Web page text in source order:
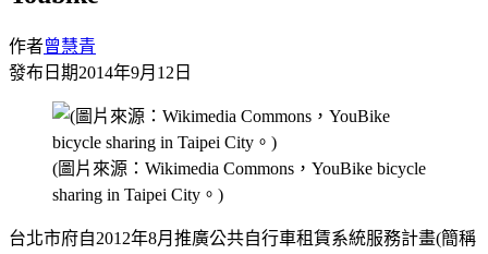
作者曾慧青
發布日期2014年9月12日
(圖片來源：Wikimedia Commons，YouBike bicycle
sharing in Taipei City。)
台北市府自2012年8月推廣公共自行車租賃系統服務計畫(簡稱